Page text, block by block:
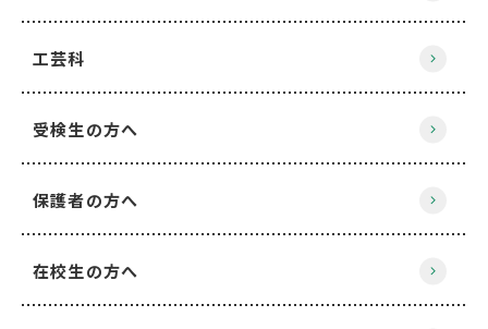
工芸科
受検生の方へ
保護者の方へ
在校生の方へ